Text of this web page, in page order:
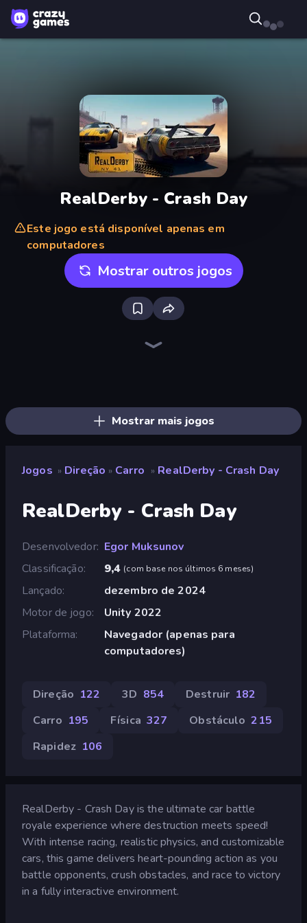
RealDerby - Crash Day
Este jogo está disponível apenas em
computadores
Mostrar outros jogos
Mostrar mais jogos
Jogos » Direção » Carro » RealDerby - Crash Day
RealDerby - Crash Day
Desenvolvedor Egor Muksunov
Classificação
9,4 (com base nos últimos 6 meses)
Lançado
dezembro de 2024
Motor de jogo
Unity 2022
Plataforma
Navegador (apenas para
computadores)
Direção 122 3D 854 Destruir 182
Carro 195 Física 327 Obstáculo 215
Rapidez 106
RealDerby - Crash Day is the ultimate car battle
royale experience where destruction meets speed!
With intense racing, realistic physics, and customizable
cars, this game delivers heart-pounding action as you
battle opponents, crush obstacles, and race to victory
in a fully interactive environment.